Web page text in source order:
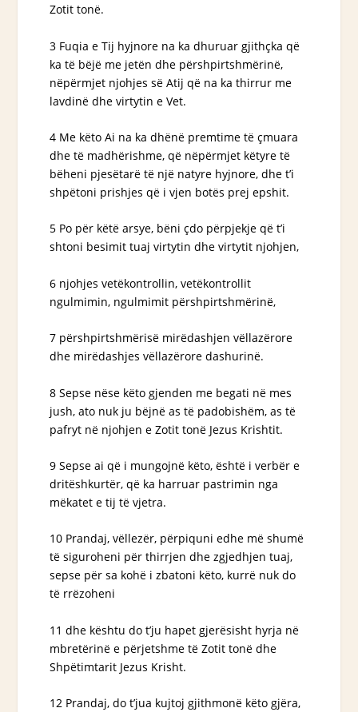
Zotit tonë.
3 Fuqia e Tij hyjnore na ka dhuruar gjithçka që
ka të bëjë me jetën dhe përshpirtshmërinë,
nëpërmjet njohjes së Atij që na ka thirrur me
lavdinë dhe virtytin e Vet.
4 Me këto Ai na ka dhënë premtime të çmuara
dhe të madhërishme, që nëpërmjet këtyre të
bëheni pjesëtarë të një natyre hyjnore, dhe t’i
shpëtoni prishjes që i vjen botës prej epshit.
5 Po për këtë arsye, bëni çdo përpjekje që t’i
shtoni besimit tuaj virtytin dhe virtytit njohjen,
6 njohjes vetëkontrollin, vetëkontrollit
ngulmimin, ngulmimit përshpirtshmërinë,
7 përshpirtshmërisë mirëdashjen vëllazërore
dhe mirëdashjes vëllazërore dashurinë.
8 Sepse nëse këto gjenden me begati në mes
jush, ato nuk ju bëjnë as të padobishëm, as të
pafryt në njohjen e Zotit tonë Jezus Krishtit.
9 Sepse ai që i mungojnë këto, është i verbër e
dritëshkurtër, që ka harruar pastrimin nga
mëkatet e tij të vjetra.
10 Prandaj, vëllezër, përpiquni edhe më shumë
të siguroheni për thirrjen dhe zgjedhjen tuaj,
sepse për sa kohë i zbatoni këto, kurrë nuk do
të rrëzoheni
11 dhe kështu do t’ju hapet gjerësisht hyrja në
mbretërinë e përjetshme të Zotit tonë dhe
Shpëtimtarit Jezus Krisht.
12 Prandaj, do t’jua kujtoj gjithmonë këto gjëra,